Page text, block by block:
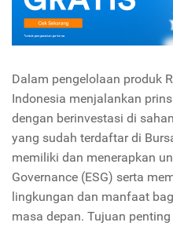
Dalam pengelolaan produk
Indonesia menjalankan
dengan berinvestasi di
yang sudah terdaftar di
memiliki dan menerapkan
Governance (ESG) serta
lingkungan dan manfaat
masa depan. Tujuan